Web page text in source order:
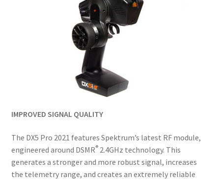
IMPROVED SIGNAL QUALITY
The DX5 Pro 2021 features Spektrum’s latest RF module,
engineered around DSMR®2.4GHz technology. This
generates a stronger and more robust signal, increases
the telemetry range, and creates an extremely reliable